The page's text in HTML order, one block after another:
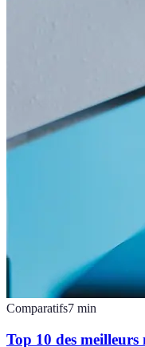
Comparatifs7 min
Top 10 des